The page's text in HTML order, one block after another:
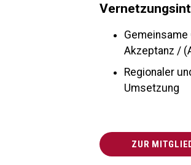
Akzeptanz /
Regionaler
Umsetzung
ZUR